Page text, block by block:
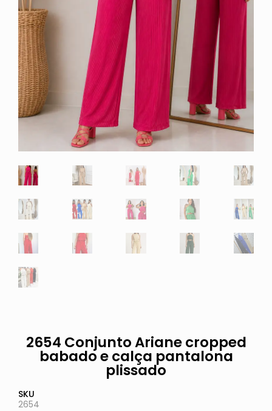
2654 Conjunto Ariane cropped
babado e calça pantalona
plissado
SKU
2654